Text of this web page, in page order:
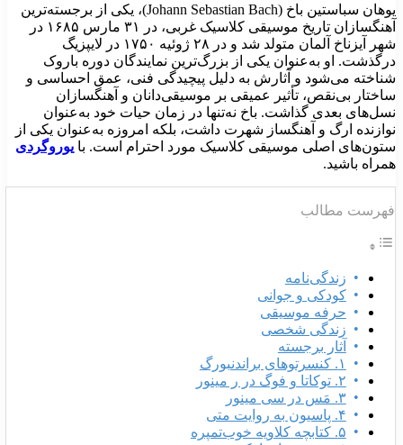
یوهان سباستین باخ (Johann Sebastian Bach)، یکی از برجسته‌ترین
آهنگسازان تاریخ موسیقی کلاسیک غربی، در ۳۱ مارس ۱۶۸۵ در
شهر آیزناخ آلمان متولد شد و در ۲۸ ژوئیه ۱۷۵۰ در لایپزیگ
او به‌عنوان یکی از بزرگ‌ترین نمایندگان دوره باروک
می‌شود و آثارش به دلیل پیچیدگی فنی، عمق احساسی و
بی‌نقص، تأثیر عمیقی بر موسیقی‌دانان و آهنگسازان
بعدی گذاشت. باخ نه‌تنها در زمان حیات خود به‌عنوان
ارگ و آهنگساز شهرت داشت، بلکه امروزه به‌عنوان یکی از
اصلی موسیقی کلاسیک مورد احترام است. با یوروگردی
باشید.
مطالب
زندگی‌نامه
کودکی و جوانی
حرفه موسیقی
زندگی شخصی
آثار برجسته
۱. کنسرتوهای براندنبورگ
۲. توکاتا و فوگ در ر مینور
۳. مَس در سی مینور
۴. پاسیون به روایت متی
۵. کتابچه کلاویه خوب‌تمپره